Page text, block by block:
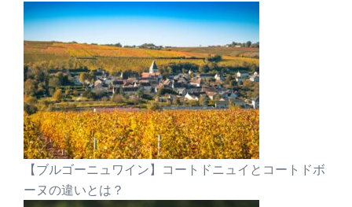
【ブルゴーニュワイン】コートドニュイとコートドボ
ーヌの違いとは？